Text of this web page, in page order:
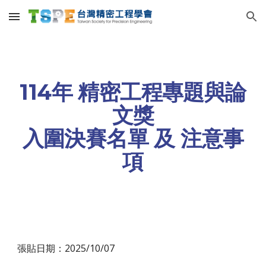
Skip to main content Skip to navigation
114年 精密工程專題與論
文獎
入圍決賽名單 及 注意事
項
張貼日期：2025/10/07